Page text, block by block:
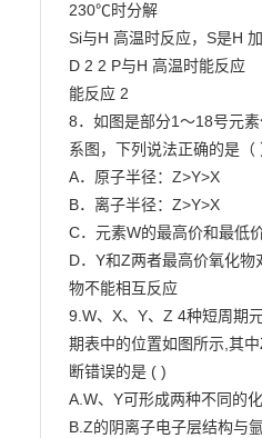
230℃时分解
Si与H 高温时反应，S是H
D 2 2 P与H 高温时能反应
能反应 2
8．如图是部分1～18号元
系图，下列说法正确的是（
A．原子半径：Z>Y>X
B．离子半径：Z>Y>X
C．元素W的最高价和最低
D．Y和Z两者最高价氧化物
物不能相互反应
9.W、X、Y、Z 4种短周期
期表中的位置如图所示,其
断错误的是 ( )
A.W、Y可形成两种不同的
B.Z的阴离子电子层结构与